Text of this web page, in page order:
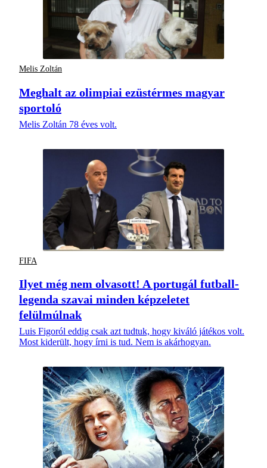
Melis Zoltán
Meghalt az olimpiai ezüstérmes magyar
sportoló
Melis Zoltán 78 éves volt.
FIFA
Ilyet még nem olvasott! A portugál futball-
legenda szavai minden képzeletet
felülmúlnak
Luis Figoról eddig csak azt tudtuk, hogy kiváló játékos volt.
Most kiderült, hogy írni is tud. Nem is akárhogyan.